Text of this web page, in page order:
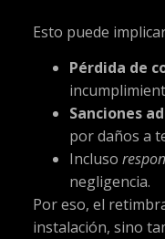
Esto puede
Pérdida de
Sanciones
por daños a
Incluso
negligencia.
Por eso, el
instalación, sino